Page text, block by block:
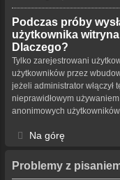
Podczas próby
użytkownika
Dlaczego?
Tylko zarejestrowani
użytkowników przez
jeżeli administrator włączył
nieprawidłowym
anonimowych użytkowników.
Na górę
Problemy z